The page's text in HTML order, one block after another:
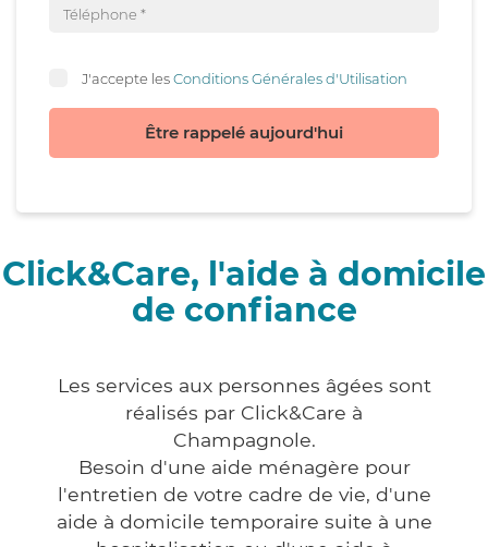
J'accepte lesConditions Générales d'Utilisation
Être rappelé aujourd'hui
Click&Care, l'aide à domicile
de confiance
Les services aux personnes âgées sont
réalisés par Click&Care à
Champagnole.
Besoin d'une aide ménagère pour
l'entretien de votre cadre de vie, d'une
aide à domicile temporaire suite à une